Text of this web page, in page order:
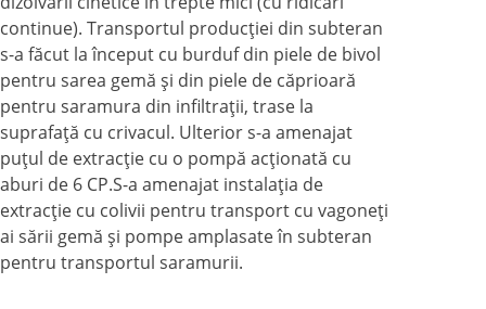
continue). Transportul producţiei din subteran
s-a făcut la început cu burduf din piele de bivol
pentru sarea gemă şi din piele de căprioară
pentru saramura din infiltraţii, trase la
suprafaţă cu crivacul. Ulterior s-a amenajat
puţul de extracţie cu o pompă acţionată cu
aburi de 6 CP.S-a amenajat instalaţia de
extracţie cu colivii pentru transport cu vagoneţi
ai sării gemă şi pompe amplasate în subteran
pentru transportul saramurii.